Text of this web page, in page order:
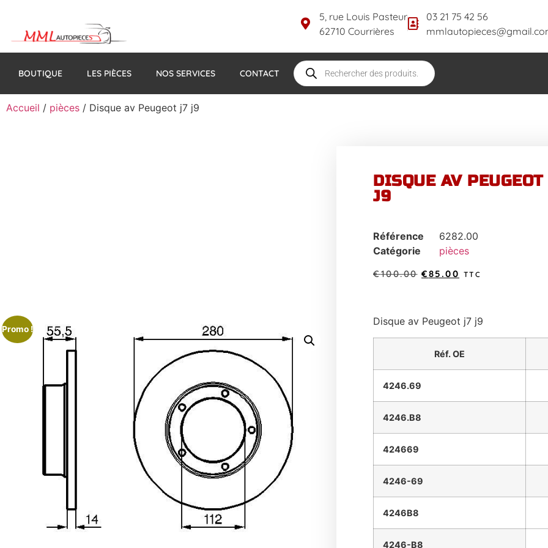
5, rue Louis Pasteur
62710 Courrières
03 21 75 42 56
BOUTIQUE LES PIÈCES NOS SERVICES CONTACT
Accueil / pièces / Disque av Peugeot j7 j9
Promo !
DISQUE AV PEUGEOT
J9
Référence
6282.00
Catégorie
pièces
€100.00 €85.00 TTC
Disque av Peugeot j7 j9
Réf. OE
4246.69
4246.B8
424669
4246-69
4246B8
4246-B8